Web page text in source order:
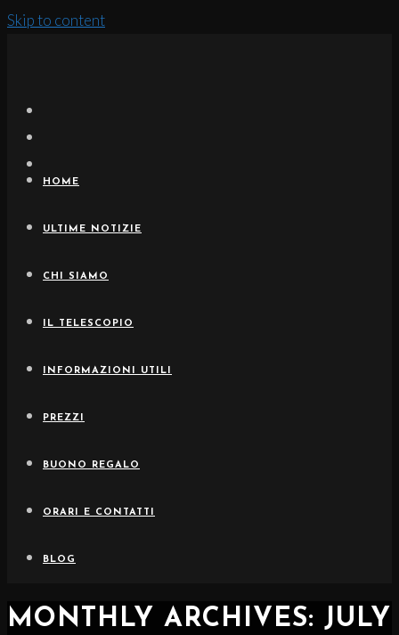
Skip to content
HOME
ULTIME NOTIZIE
CHI SIAMO
IL TELESCOPIO
INFORMAZIONI UTILI
PREZZI
BUONO REGALO
ORARI E CONTATTI
BLOG
MONTHLY ARCHIVES: